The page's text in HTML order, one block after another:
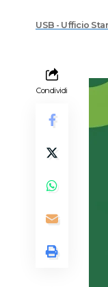
USB - Ufficio
Condividi